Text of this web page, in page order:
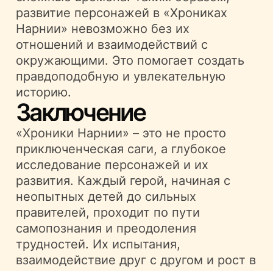
развитие персонажей в «Хрониках
Нарнии» невозможно без их
отношений и взаимодействий с
окружающими. Это помогает создать
правдоподобную и увлекательную
историю.
Заключение
«Хроники Нарнии» – это не просто
приключенческая саги, а глубокое
исследование персонажей и их
развития. Каждый герой, начиная с
неопытных детей до сильных
правителей, проходит по пути
самопознания и преодоления
трудностей. Их испытания,
взаимодействие друг с другом и рост в